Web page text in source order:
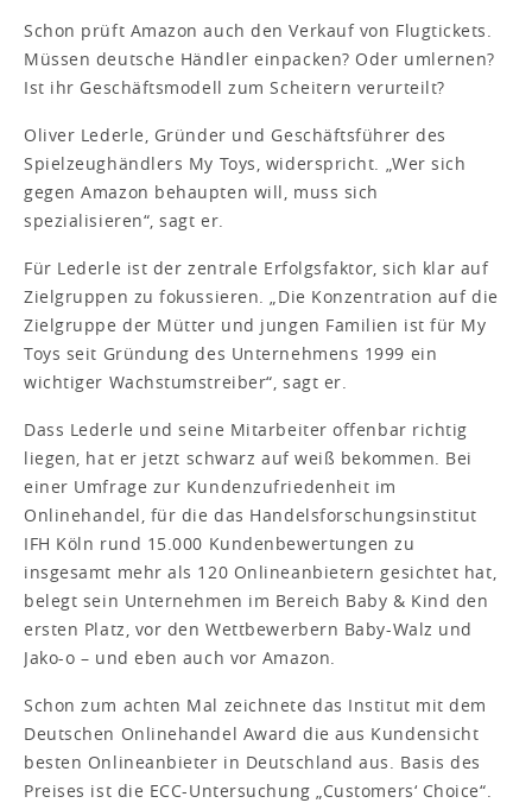
Schon prüft Amazon auch den Verkauf von Flugtickets.
Müssen deutsche Händler einpacken? Oder umlernen?
Ist ihr Geschäftsmodell zum Scheitern verurteilt?
Oliver Lederle, Gründer und Geschäftsführer des
Spielzeughändlers My Toys, widerspricht. „Wer sich
gegen Amazon behaupten will, muss sich
spezialisieren“, sagt er.
Für Lederle ist der zentrale Erfolgsfaktor, sich klar auf
Zielgruppen zu fokussieren. „Die Konzentration auf die
Zielgruppe der Mütter und jungen Familien ist für My
Toys seit Gründung des Unternehmens 1999 ein
wichtiger Wachstumstreiber“, sagt er.
Dass Lederle und seine Mitarbeiter offenbar richtig
liegen, hat er jetzt schwarz auf weiß bekommen. Bei
einer Umfrage zur Kundenzufriedenheit im
Onlinehandel, für die das Handelsforschungsinstitut
IFH Köln rund 15.000 Kundenbewertungen zu
insgesamt mehr als 120 Onlineanbietern gesichtet hat,
belegt sein Unternehmen im Bereich Baby & Kind den
ersten Platz, vor den Wettbewerbern Baby-Walz und
Jako-o – und eben auch vor Amazon.
Schon zum achten Mal zeichnete das Institut mit dem
Deutschen Onlinehandel Award die aus Kundensicht
besten Onlineanbieter in Deutschland aus. Basis des
Preises ist die ECC-Untersuchung „Customers‘ Choice“.